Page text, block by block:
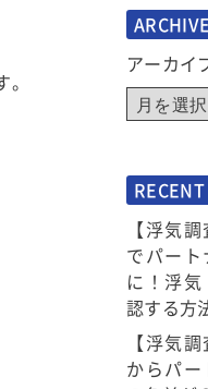
ARCHIVE
アーカイ
【浮気
でパー
に！浮
認する方
【浮気
からパ